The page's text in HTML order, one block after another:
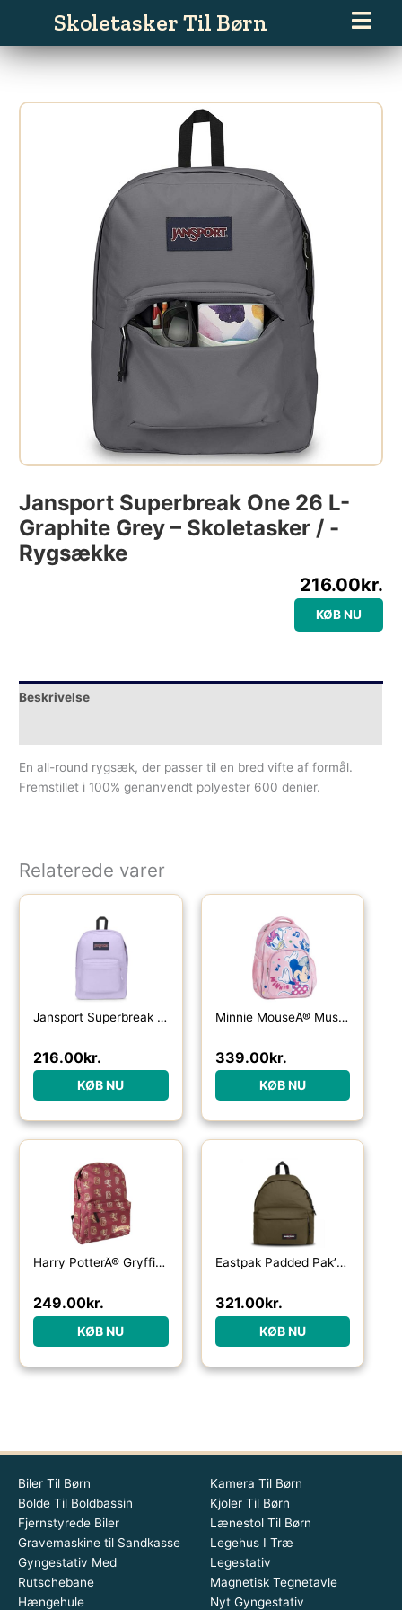
indholdet
Skoletasker Til Børn
Jansport Superbreak One 26 L-
Graphite Grey – Skoletasker / -
Rygsække
216.00kr.
KØB NU
Beskrivelse
En all-round rygsæk, der passer til en bred vifte af formål.
Fremstillet i 100% genanvendt polyester 600 denier.
Relaterede varer
Jansport Superbreak One 26 L-pastel lilac – Skoletasker / -rygsække
216.00kr.
KØB NU
Minnie MouseÂ® Musik Skoletaske
339.00kr.
KØB NU
Harry PotterÂ® Gryffindor Skoletaske
249.00kr.
KØB NU
Eastpak Padded Pak’r rygsæk 24L-army olive – Skoletasker / -rygsække
321.00kr.
KØB NU
Biler Til Børn
Bolde Til Boldbassin
Fjernstyrede Biler
Gravemaskine til Sandkasse
Gyngestativ Med
Rutschebane
Hængehule
Kamera Til Børn
Kjoler Til Børn
Lænestol Til Børn
Legehus I Træ
Legestativ
Magnetisk Tegnetavle
Nyt Gyngestativ